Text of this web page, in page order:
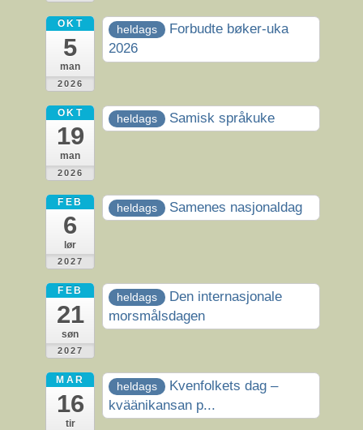
OKT
5
man
2026
heldags
Forbudte bøker-uka
2026
OKT
19
man
2026
heldags Samisk språkuke
FEB
6
lør
2027
heldags Samenes nasjonaldag
FEB
21
søn
2027
heldags
Den internasjonale
morsmålsdagen
MAR
16
tir
heldags
Kvenfolkets dag –
kväänikansan p...